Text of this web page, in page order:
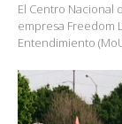
El Centro Nacional
empresa Freedom
Entendimiento